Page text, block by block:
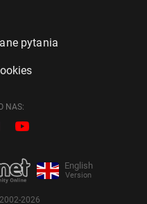
pytania
NAS:
English
Version
2026